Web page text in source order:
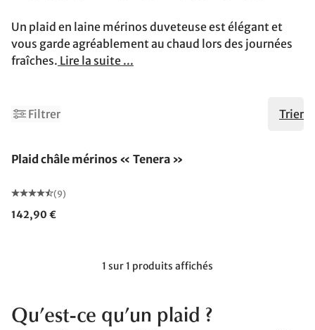
Un plaid en laine mérinos duveteuse est élégant et
vous garde agréablement au chaud lors des journées
fraîches. Lire la suite ...
Filtrer Trier
Plaid châle mérinos « Tenera »
(9)
142,90 €
1 sur 1 produits affichés
Qu’est-ce qu’un plaid ?